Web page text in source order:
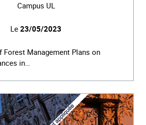
Campus UL
Le 23/05/2023
Forest Management Plans on
in…